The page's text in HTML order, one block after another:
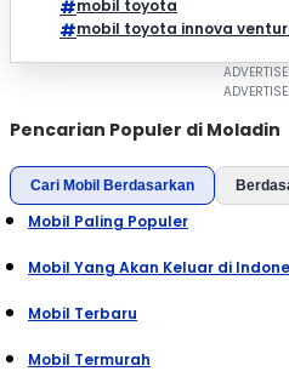
mobil toyota
mobil toyota innova
Pencarian Populer di Moladin
Cari Mobil Berdasarkan
Mobil Paling Populer
Mobil Yang Akan Keluar di
Mobil Terbaru
Mobil Termurah